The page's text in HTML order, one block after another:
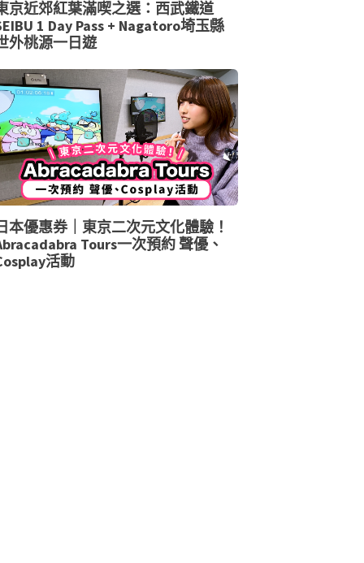
京近郊紅葉滿喫之選：西武鐵道
1 Day Pass + Nagatoro埼玉縣
外桃源一日遊
本優惠券｜東京二次元文化體驗！
Tours一次預約 聲優、
活動